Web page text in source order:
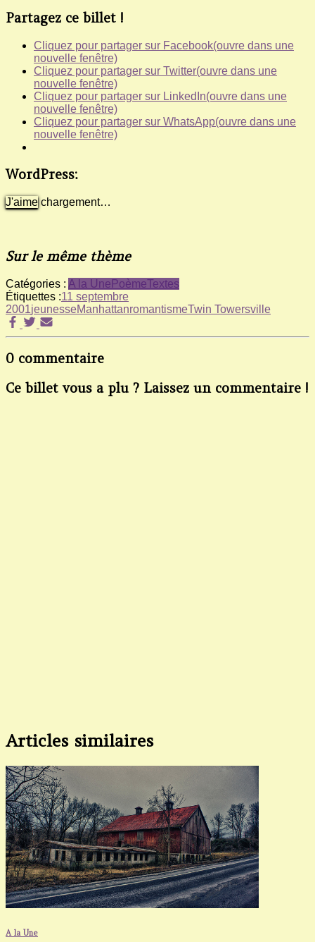
Partagez ce billet !
Cliquez pour partager sur Facebook(ouvre dans une
nouvelle fenêtre)
Cliquez pour partager sur Twitter(ouvre dans une
nouvelle fenêtre)
Cliquez pour partager sur LinkedIn(ouvre dans une
nouvelle fenêtre)
Cliquez pour partager sur WhatsApp(ouvre dans une
nouvelle fenêtre)
WordPress:
J'aime chargement…
Sur le même thème
Catégories : A la Une PoèmeTextes
Étiquettes :11 septembre
2001jeunesseManhattanromantismeTwin Towersville
0 commentaire
Ce billet vous a plu ? Laissez un commentaire !
Articles similaires
A la Une